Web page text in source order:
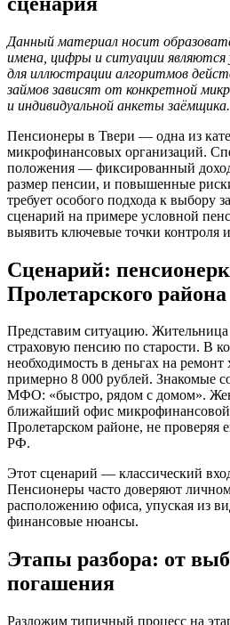
Данный материал носит
имена, цифры и ситуации являются
для иллюстрации алгоритмов
займов зависят от конкретной
и индивидуальной анкеты заёмщика.
Пенсионеры в Твери — одна из
микрофинансовых организаций.
положения — фиксированный
размер пенсии, и повышенные
требует особого подхода к выбору
сценарий на примере условной
выявить ключевые точки контроля
Сценарий:
Пролетарского района
Представим ситуацию. Жительница
страховую пенсию по старости. В
необходимость в деньгах на
примерно 8 000 рублей. Знакомые
МФО: «быстро, рядом с домом».
ближайший офис микрофинансовой
Пролетарском районе, не проверяя
РФ.
Этот сценарий — классический
Пенсионеры часто доверяют
расположению офиса, упуская из
финансовые нюансы.
Этапы разбора: от
погашения
Разложим типичный процесс на